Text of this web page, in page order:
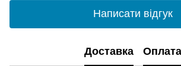
Написати відгук
Доставка Оплата